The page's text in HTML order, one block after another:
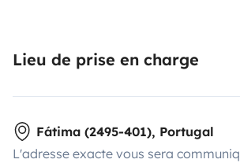
Lieu de prise en charge
Fátima (2495-401), Portugal
L'adresse exacte vous sera